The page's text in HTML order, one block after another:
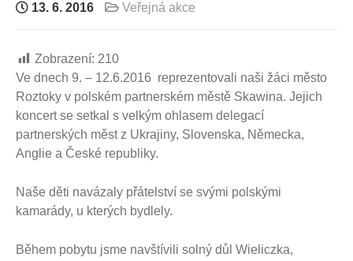
13. 6. 2016 Veřejná akce
Zobrazení: 210
Ve dnech 9. – 12.6.2016 reprezentovali naši žáci město
Roztoky v polském partnerském městě Skawina. Jejich
koncert se setkal s velkým ohlasem delegací
partnerských měst z Ukrajiny, Slovenska, Německa,
Anglie a České republiky.
Naše děti navázaly přátelství se svými polskými
kamarády, u kterých bydlely.
Během pobytu jsme navštívili solný důl Wieliczka,